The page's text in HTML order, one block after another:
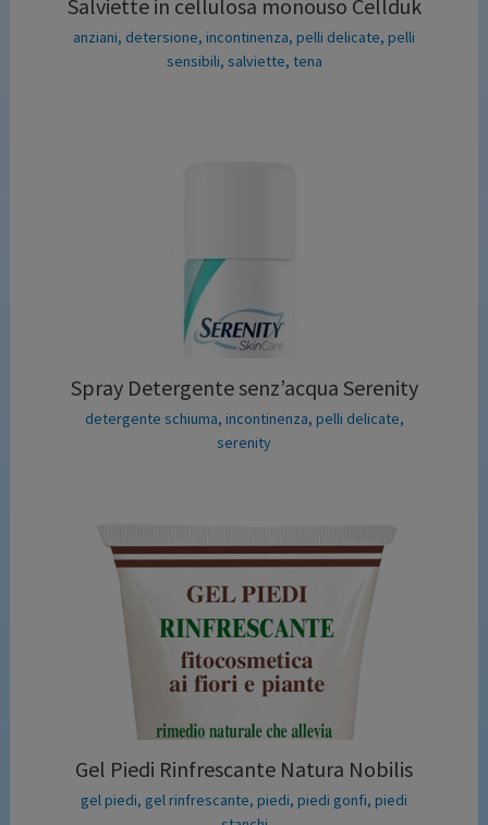
Salviette in cellulosa monouso Cellduk
anziani, detersione, incontinenza, pelli delicate, pelli
sensibili, salviette, tena
Spray Detergente senz’acqua Serenity
detergente schiuma, incontinenza, pelli delicate,
serenity
Gel Piedi Rinfrescante Natura Nobilis
gel piedi, gel rinfrescante, piedi, piedi gonfi, piedi